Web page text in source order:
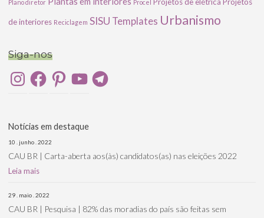
Plano diretor Procel
de interiores Reciclagem SISU Templates Urbanismo
Siga-nos
InstagramFacebookPinterestYouTubeTelegram
Notícias em destaque
10 . junho . 2022
CAU BR | Carta-aberta aos(às) candidatos(as) nas eleições 2022
Leia mais
29 . maio . 2022
CAU BR | Pesquisa | 82% das moradias do país são feitas sem